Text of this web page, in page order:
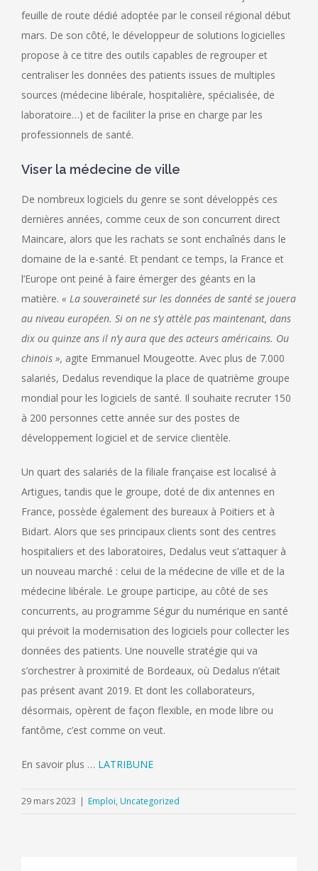
feuille de route dédié adoptée par le conseil régional début
mars. De son côté, le développeur de solutions logicielles
propose à ce titre des outils capables de regrouper et
centraliser les données des patients issues de multiples
sources (médecine libérale, hospitalière, spécialisée, de
laboratoire…) et de faciliter la prise en charge par les
professionnels de santé.
Viser la médecine de ville
De nombreux logiciels du genre se sont développés ces
dernières années, comme ceux de son concurrent direct
Maincare, alors que les rachats se sont enchaînés dans le
domaine de la e-santé. Et pendant ce temps, la France et
l’Europe ont peiné à faire émerger des géants en la
matière. « La souveraineté sur les données de santé se jouera
au niveau européen. Si on ne s’y attèle pas maintenant, dans
dix ou quinze ans il n’y aura que des acteurs américains. Ou
chinois », agite Emmanuel Mougeotte. Avec plus de 7.000
salariés, Dedalus revendique la place de quatrième groupe
mondial pour les logiciels de santé. Il souhaite recruter 150
à 200 personnes cette année sur des postes de
développement logiciel et de service clientèle.
Un quart des salariés de la filiale française est localisé à
Artigues, tandis que le groupe, doté de dix antennes en
France, possède également des bureaux à Poitiers et à
Bidart. Alors que ses principaux clients sont des centres
hospitaliers et des laboratoires, Dedalus veut s’attaquer à
un nouveau marché : celui de la médecine de ville et de la
médecine libérale. Le groupe participe, au côté de ses
concurrents, au programme Ségur du numérique en santé
qui prévoit la modernisation des logiciels pour collecter les
données des patients. Une nouvelle stratégie qui va
s’orchestrer à proximité de Bordeaux, où Dedalus n’était
pas présent avant 2019. Et dont les collaborateurs,
désormais, opèrent de façon flexible, en mode libre ou
fantôme, c’est comme on veut.
En savoir plus … LATRIBUNE
29 mars 2023 | Emploi, Uncategorized